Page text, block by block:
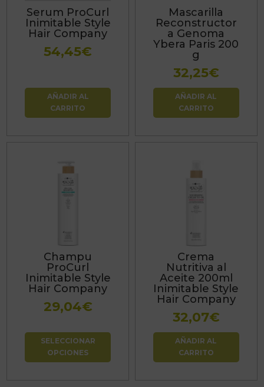
Serum ProCurl
Inimitable Style
Hair Company
54,45€
AÑADIR AL
CARRITO
Mascarilla
Reconstructor
a Genoma
Ybera Paris 200
g
32,25€
AÑADIR AL
CARRITO
Champu
ProCurl
Inimitable Style
Hair Company
29,04€
SELECCIONAR
OPCIONES
producto
opciones
se
pueden
elegir
la
página
de
Crema
Nutritiva al
Aceite 200ml
Inimitable Style
Hair Company
32,07€
AÑADIR AL
CARRITO